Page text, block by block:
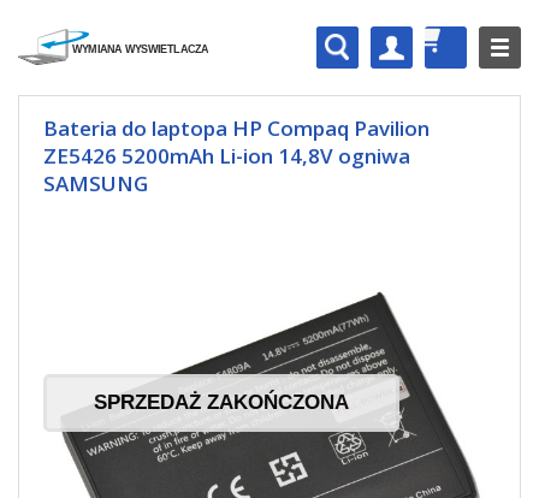
Bateria do laptopa HP Compaq Pavilion
ZE5426 5200mAh Li-ion 14,8V ogniwa
SAMSUNG
SPRZEDAŻ ZAKOŃCZONA